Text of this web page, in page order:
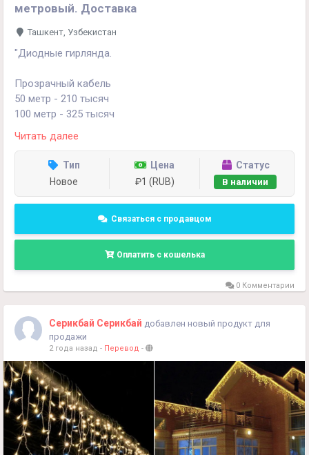
метровый. Доставка
Ташкент, Узбекистан
"Диодные гирлянда.
Прозрачный кабель
50 метр - 210 тысяч
100 метр - 325 тысяч
Черный кабель
50 метр - 225 тысяч
100 метр - 350 тысяч
Доставка по всему Узбекистану по договоренности."
Читать далее
Тип
Новое
Цена
₽1 (RUB)
Статус
В наличии
Связаться с продавцом
Оплатить с кошелька
0 Комментарии
Серикбай Серикбай добавлен новый продукт для
продажи
2 года назад - Перевод -